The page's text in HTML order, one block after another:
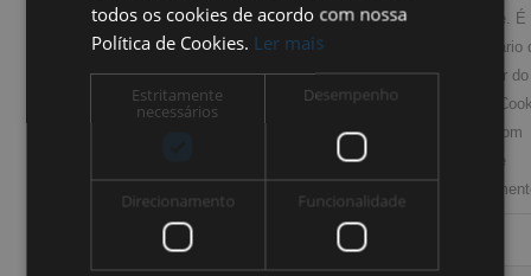
visitante. É
necessário
o banner do
cookie
Script.com
funcione
Desempenho
todos os cookies de acordo com nossa
Política de Cookies. Ler mais
Estritamente
necessários
Desempenho
Direcionamento Funcionalidade